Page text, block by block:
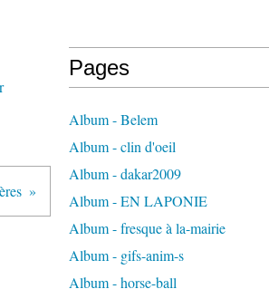
Pages
Album - Belem
Album - clin d'oeil
Album - dakar2009
Album - EN LAPONIE
Album - fresque à la-mairie
Album - gifs-anim-s
Album - horse-ball